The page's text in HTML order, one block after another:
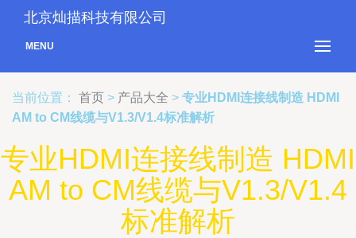
北京灿描科技有限公司
MENU
当前位置： 首页 > 产品大全 > 专业HDMI连接线制造 HDMI
AM to CM线缆与V1.3/V1.4标准解析
专业HDMI连接线制造 HDMI
AM to CM线缆与V1.3/V1.4
标准解析